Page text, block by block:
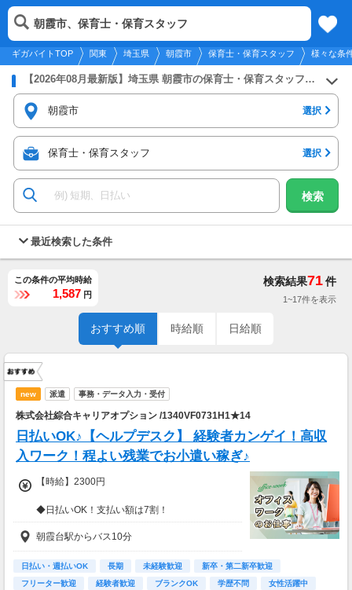
2026年8月9日更新
関東
メニュー
ギガバイトTOP 関東 埼玉県 朝霞市 保育士・保育スタッフ 様々な条
朝霞市、保育士・保育スタッフ
【2026年08月最新版】埼玉県 朝霞市の保育士・保育スタッフのバイト・アルバイト・パートの求人募集情報
朝霞市 選択
保育士・保育スタッフ 選択
検索
最近検索した条件
この条件の平均時給
1,587 円
検索結果71件
1~17件を表示
おすすめ順 時給順 日給順
new 派遣 事務・データ入力・受付
株式会社綜合キャリアオプション /1340VF0731H1★14
日払いOK♪【ヘルプデスク】 経験者カンゲイ！高収
入ワーク！程よい残業でお小遣い稼ぎ♪
【時給】2300円
◆日払いOK！支払い額は7割！
※規定・支払い条件有
朝霞台駅からバス10分
日払い・週払いOK 長期 未経験歓迎
新卒・第二新卒歓迎
フリーター歓迎
経験者歓迎 ブランクOK 学歴不問 女性活躍中